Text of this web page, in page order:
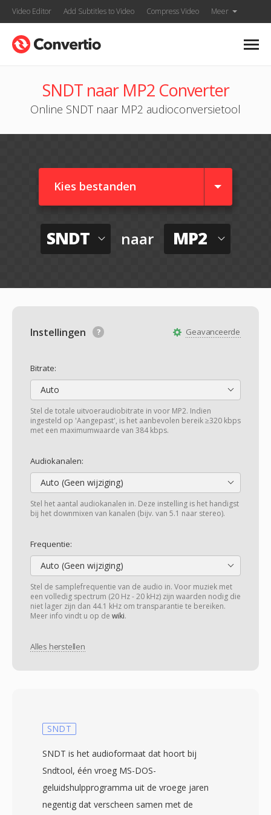
Video Editor Add Subtitles to Video Compress Video Meer
SNDT naar MP2 Converter
Online SNDT naar MP2 audioconversietool
Kies bestanden
SNDT naar MP2
Geavanceerde
Instellingen
Bitrate:
Auto
Stel de totale uitvoeraudiobitrate in voor MP2. Indien
ingesteld op 'Aangepast', is het aanbevolen bereik ≥320 kbps
met een maximumwaarde van 384 kbps.
Audiokanalen:
Auto (Geen wijziging)
Stel het aantal audiokanalen in. Deze instelling is het handigst
bij het downmixen van kanalen (bijv. van 5.1 naar stereo).
Frequentie:
Auto (Geen wijziging)
Stel de samplefrequentie van de audio in. Voor muziek met
een volledig spectrum (20 Hz - 20 kHz) zijn waarden nodig die
niet lager zijn dan 44.1 kHz om transparantie te bereiken.
Meer info vindt u op de wiki.
Alles herstellen
SNDT
SNDT is het audioformaat dat hoort bij
Sndtool, één vroeg MS-DOS-
geluidshulpprogramma uit de vroege jaren
negentig dat verscheen samen met de